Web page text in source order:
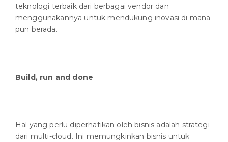
teknologi terbaik dari berbagai vendor dan
menggunakannya untuk mendukung inovasi di mana
pun berada.
Build, run and done
Hal yang perlu diperhatikan oleh bisnis adalah strategi
dari multi-cloud. Ini memungkinkan bisnis untuk